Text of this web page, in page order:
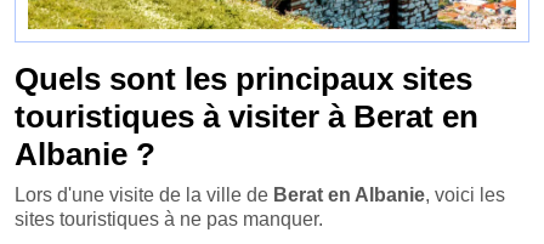
Quels sont les principaux sites
touristiques à visiter à Berat en
Albanie ?
Lors d'une visite de la ville de Berat en Albanie, voici les
sites touristiques à ne pas manquer.